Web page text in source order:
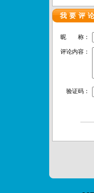
我要评
昵 称：
评论内容：
验证码：